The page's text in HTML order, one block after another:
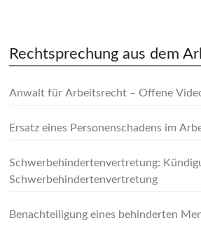
Rechtsprechung aus dem
Anwalt für Arbeitsrecht – Offene
Ersatz eines Personenschadens im
Schwerbehindertenvertretung:
Schwerbehindertenvertretung
Benachteiligung eines behinderten